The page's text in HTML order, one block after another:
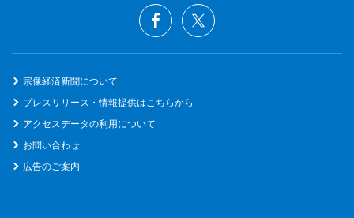
宗像経済新聞について
プレスリリース・情報提供はこちらから
アクセスデータの利用について
お問い合わせ
広告のご案内